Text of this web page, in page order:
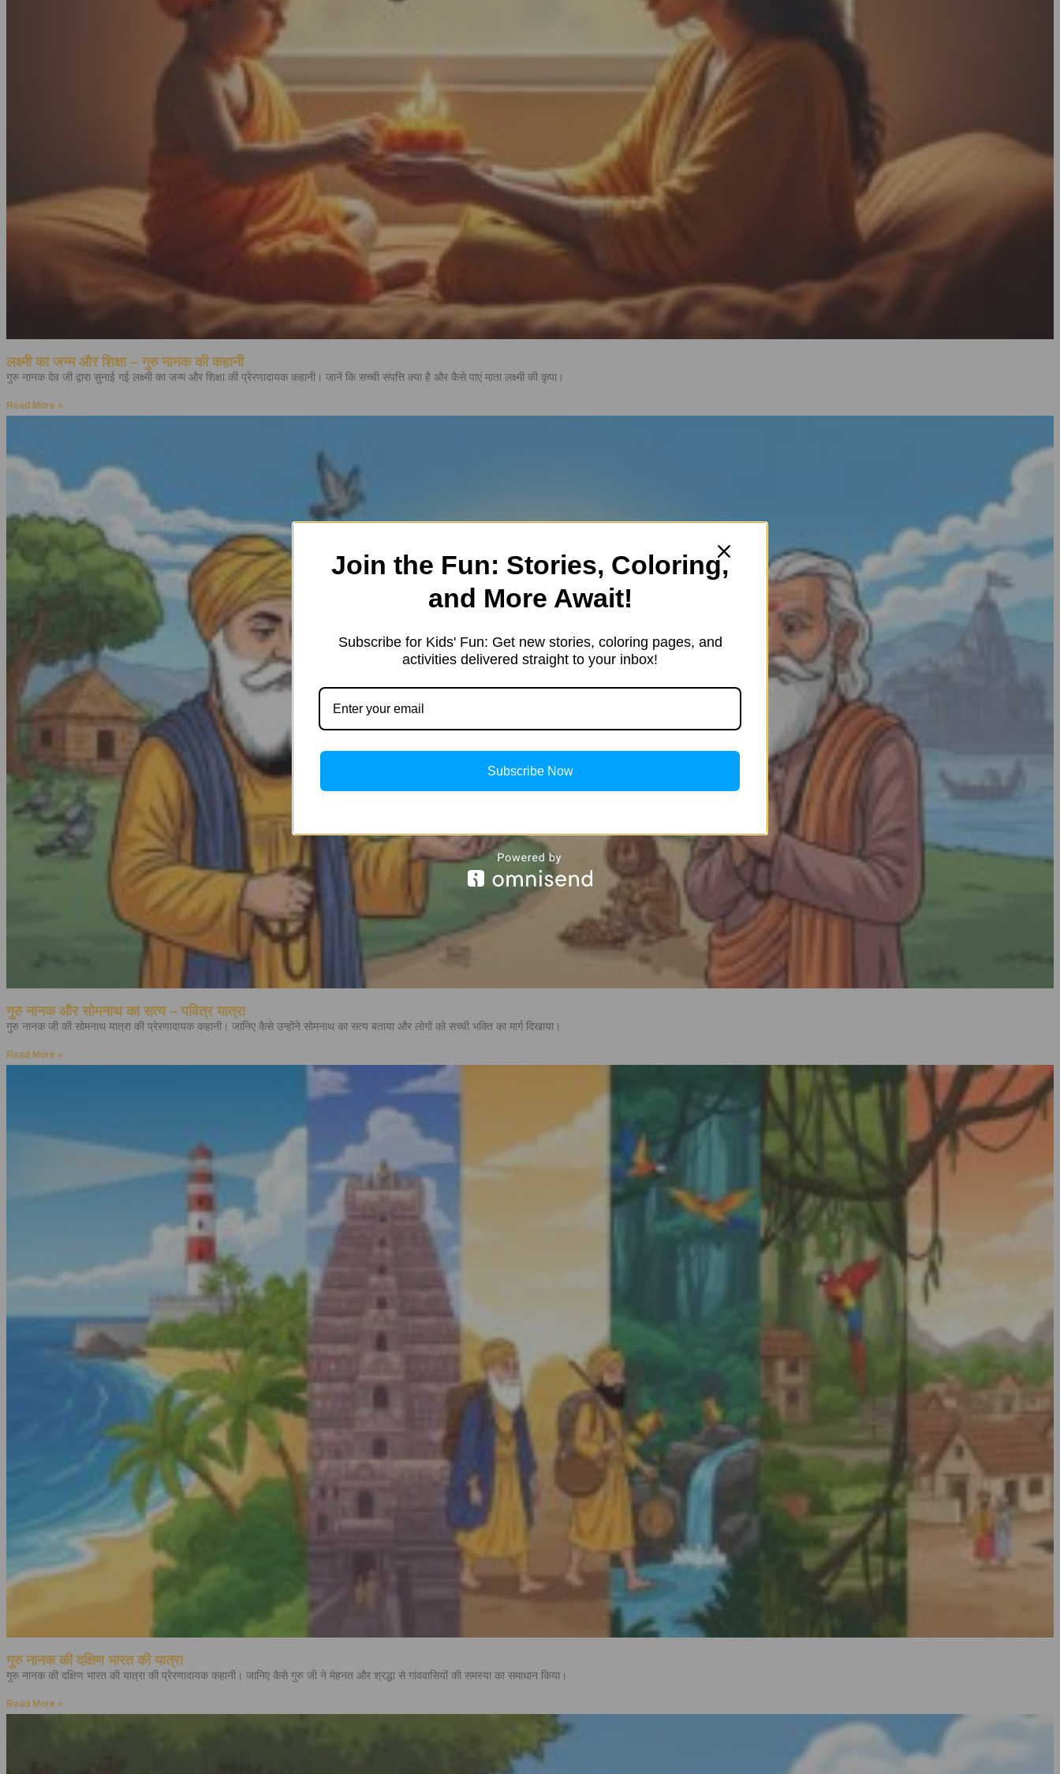
लक्ष्मी का जन्म और शिक्षा – गुरु नानक की कहानी
गुरु नानक देव जी द्वारा सुनाई गई लक्ष्मी का जन्म और शिक्षा की प्रेरणादायक कहानी। जानें कि सच्ची संपत्ति क्या है और कैसे पाएं माता लक्ष्मी की कृपा।
Read More »
गुरु नानक और सोमनाथ का सत्य – पवित्र यात्रा
गुरु नानक जी की सोमनाथ यात्रा की प्रेरणादायक कहानी। जानिए कैसे उन्होंने सोमनाथ का सत्य बताया और लोगों को सच्ची भक्ति का मार्ग दिखाया।
Read More »
गुरु नानक की दक्षिण भारत की यात्रा
गुरु नानक की दक्षिण भारत की यात्रा की प्रेरणादायक कहानी। जानिए कैसे गुरु जी ने मेहनत और श्रद्धा से गांववासियों की समस्या का समाधान किया।
Read More »
Join the Fun: Stories, Coloring,
and More Await!
Subscribe for Kids' Fun: Get new stories, coloring pages, and
activities delivered straight to your inbox!
Subscribe Now